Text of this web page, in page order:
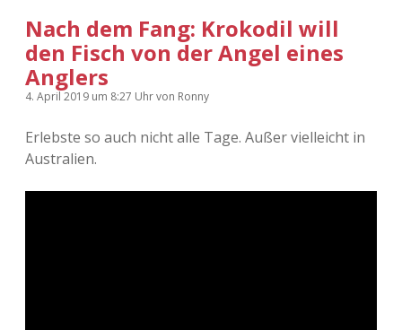
Nach dem Fang: Krokodil will
den Fisch von der Angel eines
Anglers
4. April 2019 um 8:27 Uhrvon Ronny
Erlebste so auch nicht alle Tage. Außer vielleicht in
Australien.